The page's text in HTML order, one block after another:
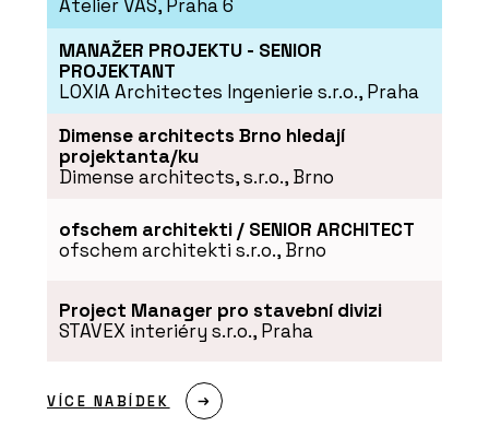
Atelier VAS, Praha 6
MANAŽER PROJEKTU - SENIOR
PROJEKTANT
LOXIA Architectes Ingenierie s.r.o., Praha
Dimense architects Brno hledají
projektanta/ku
Dimense architects, s.r.o., Brno
ofschem architekti / SENIOR ARCHITECT
ofschem architekti s.r.o., Brno
Project Manager pro stavební divizi
STAVEX interiéry s.r.o., Praha
VÍCE NABÍDEK